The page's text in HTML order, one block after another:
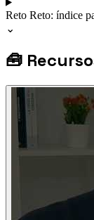
Reto Reto: índice
⌄
🧰